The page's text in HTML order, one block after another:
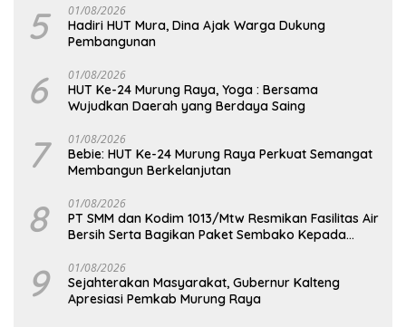
5 01/08/2026
Hadiri HUT Mura, Dina Ajak Warga Dukung
Pembangunan
6 01/08/2026
HUT Ke-24 Murung Raya, Yoga : Bersama
Wujudkan Daerah yang Berdaya Saing
7 01/08/2026
Bebie: HUT Ke-24 Murung Raya Perkuat Semangat
Membangun Berkelanjutan
8 01/08/2026
PT SMM dan Kodim 1013/Mtw Resmikan Fasilitas Air
Bersih Serta Bagikan Paket Sembako Kepada
9 01/08/2026
Sejahterakan Masyarakat, Gubernur Kalteng
Apresiasi Pemkab Murung Raya